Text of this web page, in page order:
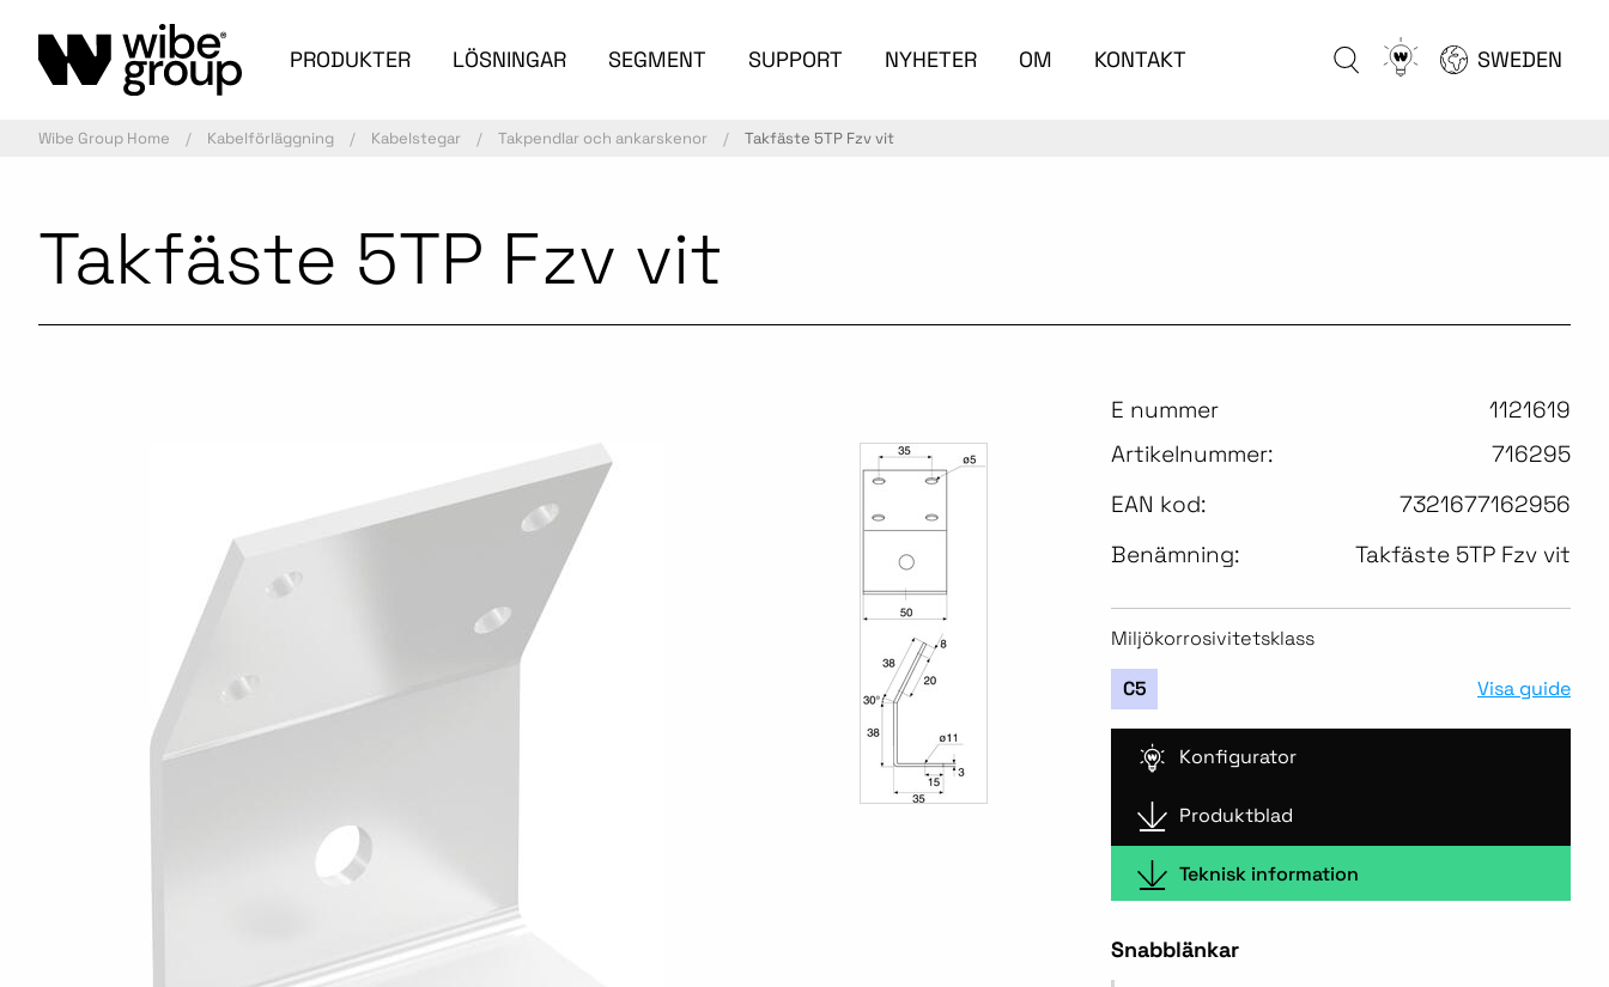
PRODUKTER LÖSNINGAR SEGMENT SUPPORT NYHETER OM KONTAKT
Go
to
SWEDEN
Wibe Group Home Kabelförläggning Kabelstegar Takpendlar och ankarskenor Takfäste 5TP Fzv vit
Takfäste 5TP Fzv vit
E nummer
1121619
Artikelnummer:
716295
EAN kod:
7321677162956
Benämning:
Takfäste 5TP Fzv vit
Miljökorrosivitetsklass
C5 Visa guide
Konfigurator
Produktblad
Teknisk information
Snabblänkar